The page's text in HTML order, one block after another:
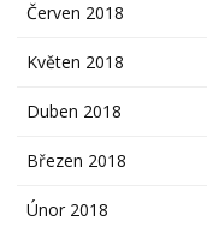
Červen 2018
Květen 2018
Duben 2018
Březen 2018
Únor 2018